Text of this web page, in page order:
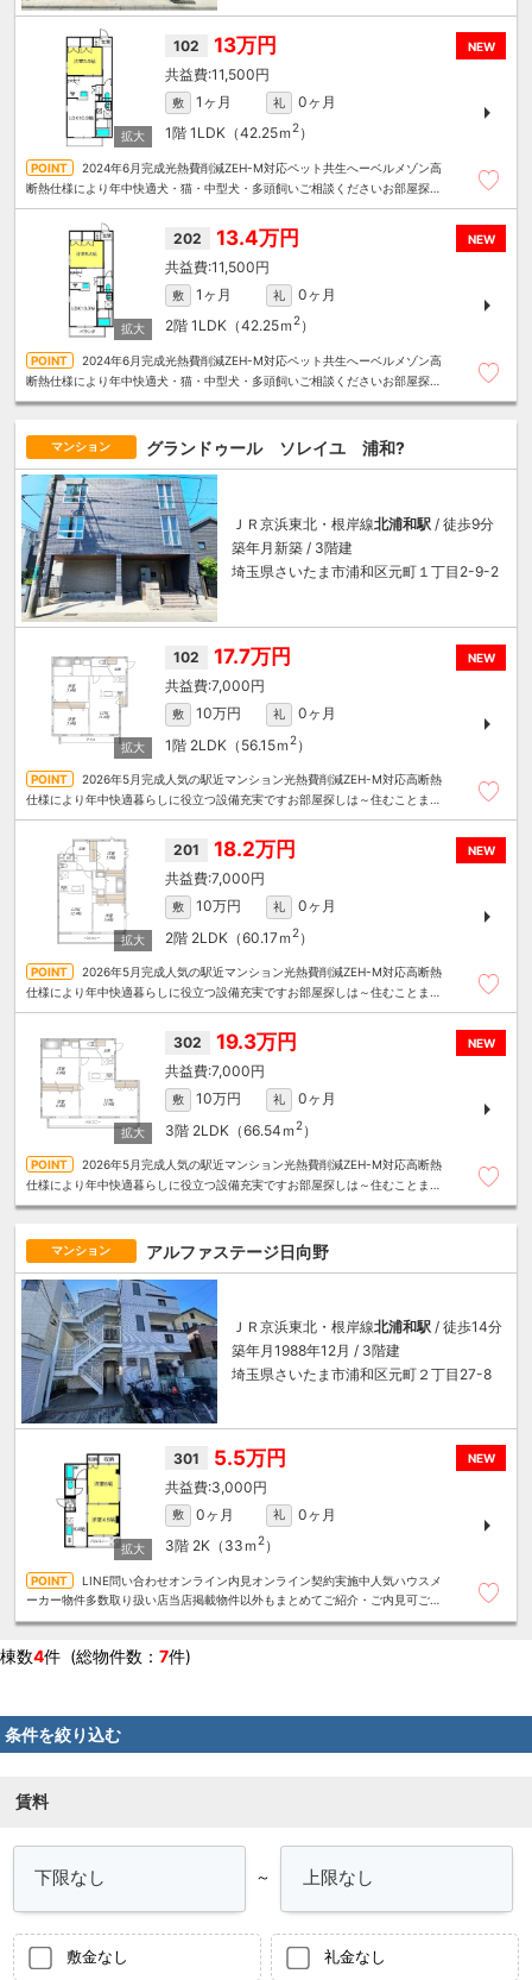
NEW
102 13万円
11,500円
敷 1ヶ月 礼
0ヶ月
1階 1LDK（42.25ｍ2）
2024年6月完成光熱費削減ZEH-M対応ペット共生へーベルメゾン高
断熱仕様により年中快適犬・猫・中型犬・多頭飼いご相談くださいお部屋探し
NEW
202 13.4万円
11,500円
敷 1ヶ月 礼
0ヶ月
2階 1LDK（42.25ｍ2）
2024年6月完成光熱費削減ZEH-M対応ペット共生へーベルメゾン高
断熱仕様により年中快適犬・猫・中型犬・多頭飼いご相談くださいお部屋探し
マンション グランドゥール ソレイユ 浦和?
ＪＲ京浜東北・根岸線北浦和駅 / 徒歩9分
築年月新築 / 3階建
埼玉県さいたま市浦和区元町１丁目2-9-2
NEW
102 17.7万円
7,000円
敷 10万円 礼
0ヶ月
1階 2LDK（56.15ｍ 2）
2026年5月完成人気の駅近マンション光熱費削減ZEH-M対応高断熱
仕様により年中快適暮らしに役立つ設備充実ですお部屋探しは～住むことまる
NEW
201 18.2万円
7,000円
敷 10万円 礼
0ヶ月
2階 2LDK（60.17ｍ 2）
2026年5月完成人気の駅近マンション光熱費削減ZEH-M対応高断熱
仕様により年中快適暮らしに役立つ設備充実ですお部屋探しは～住むことまる
NEW
302 19.3万円
7,000円
敷 10万円 礼
0ヶ月
3階 2LDK（66.54ｍ 2）
2026年5月完成人気の駅近マンション光熱費削減ZEH-M対応高断熱
仕様により年中快適暮らしに役立つ設備充実ですお部屋探しは～住むことまる
マンション アルファステージ日向野
ＪＲ京浜東北・根岸線北浦和駅 / 徒歩14分
築年月1988年12月 / 3階建
埼玉県さいたま市浦和区元町２丁目27-8
NEW
301 5.5万円
3,000円
敷 0ヶ月 礼
0ヶ月
3階 2K（33ｍ 2）
LINE問い合わせオンライン内見オンライン契約実施中人気ハウスメ
ーカー物件多数取り扱い店当店掲載物件以外もまとめてご紹介・ご内見可ご予
棟数4件 (総物件数： 7件)
条件を絞り込む
賃料
～
敷金なし 礼金なし